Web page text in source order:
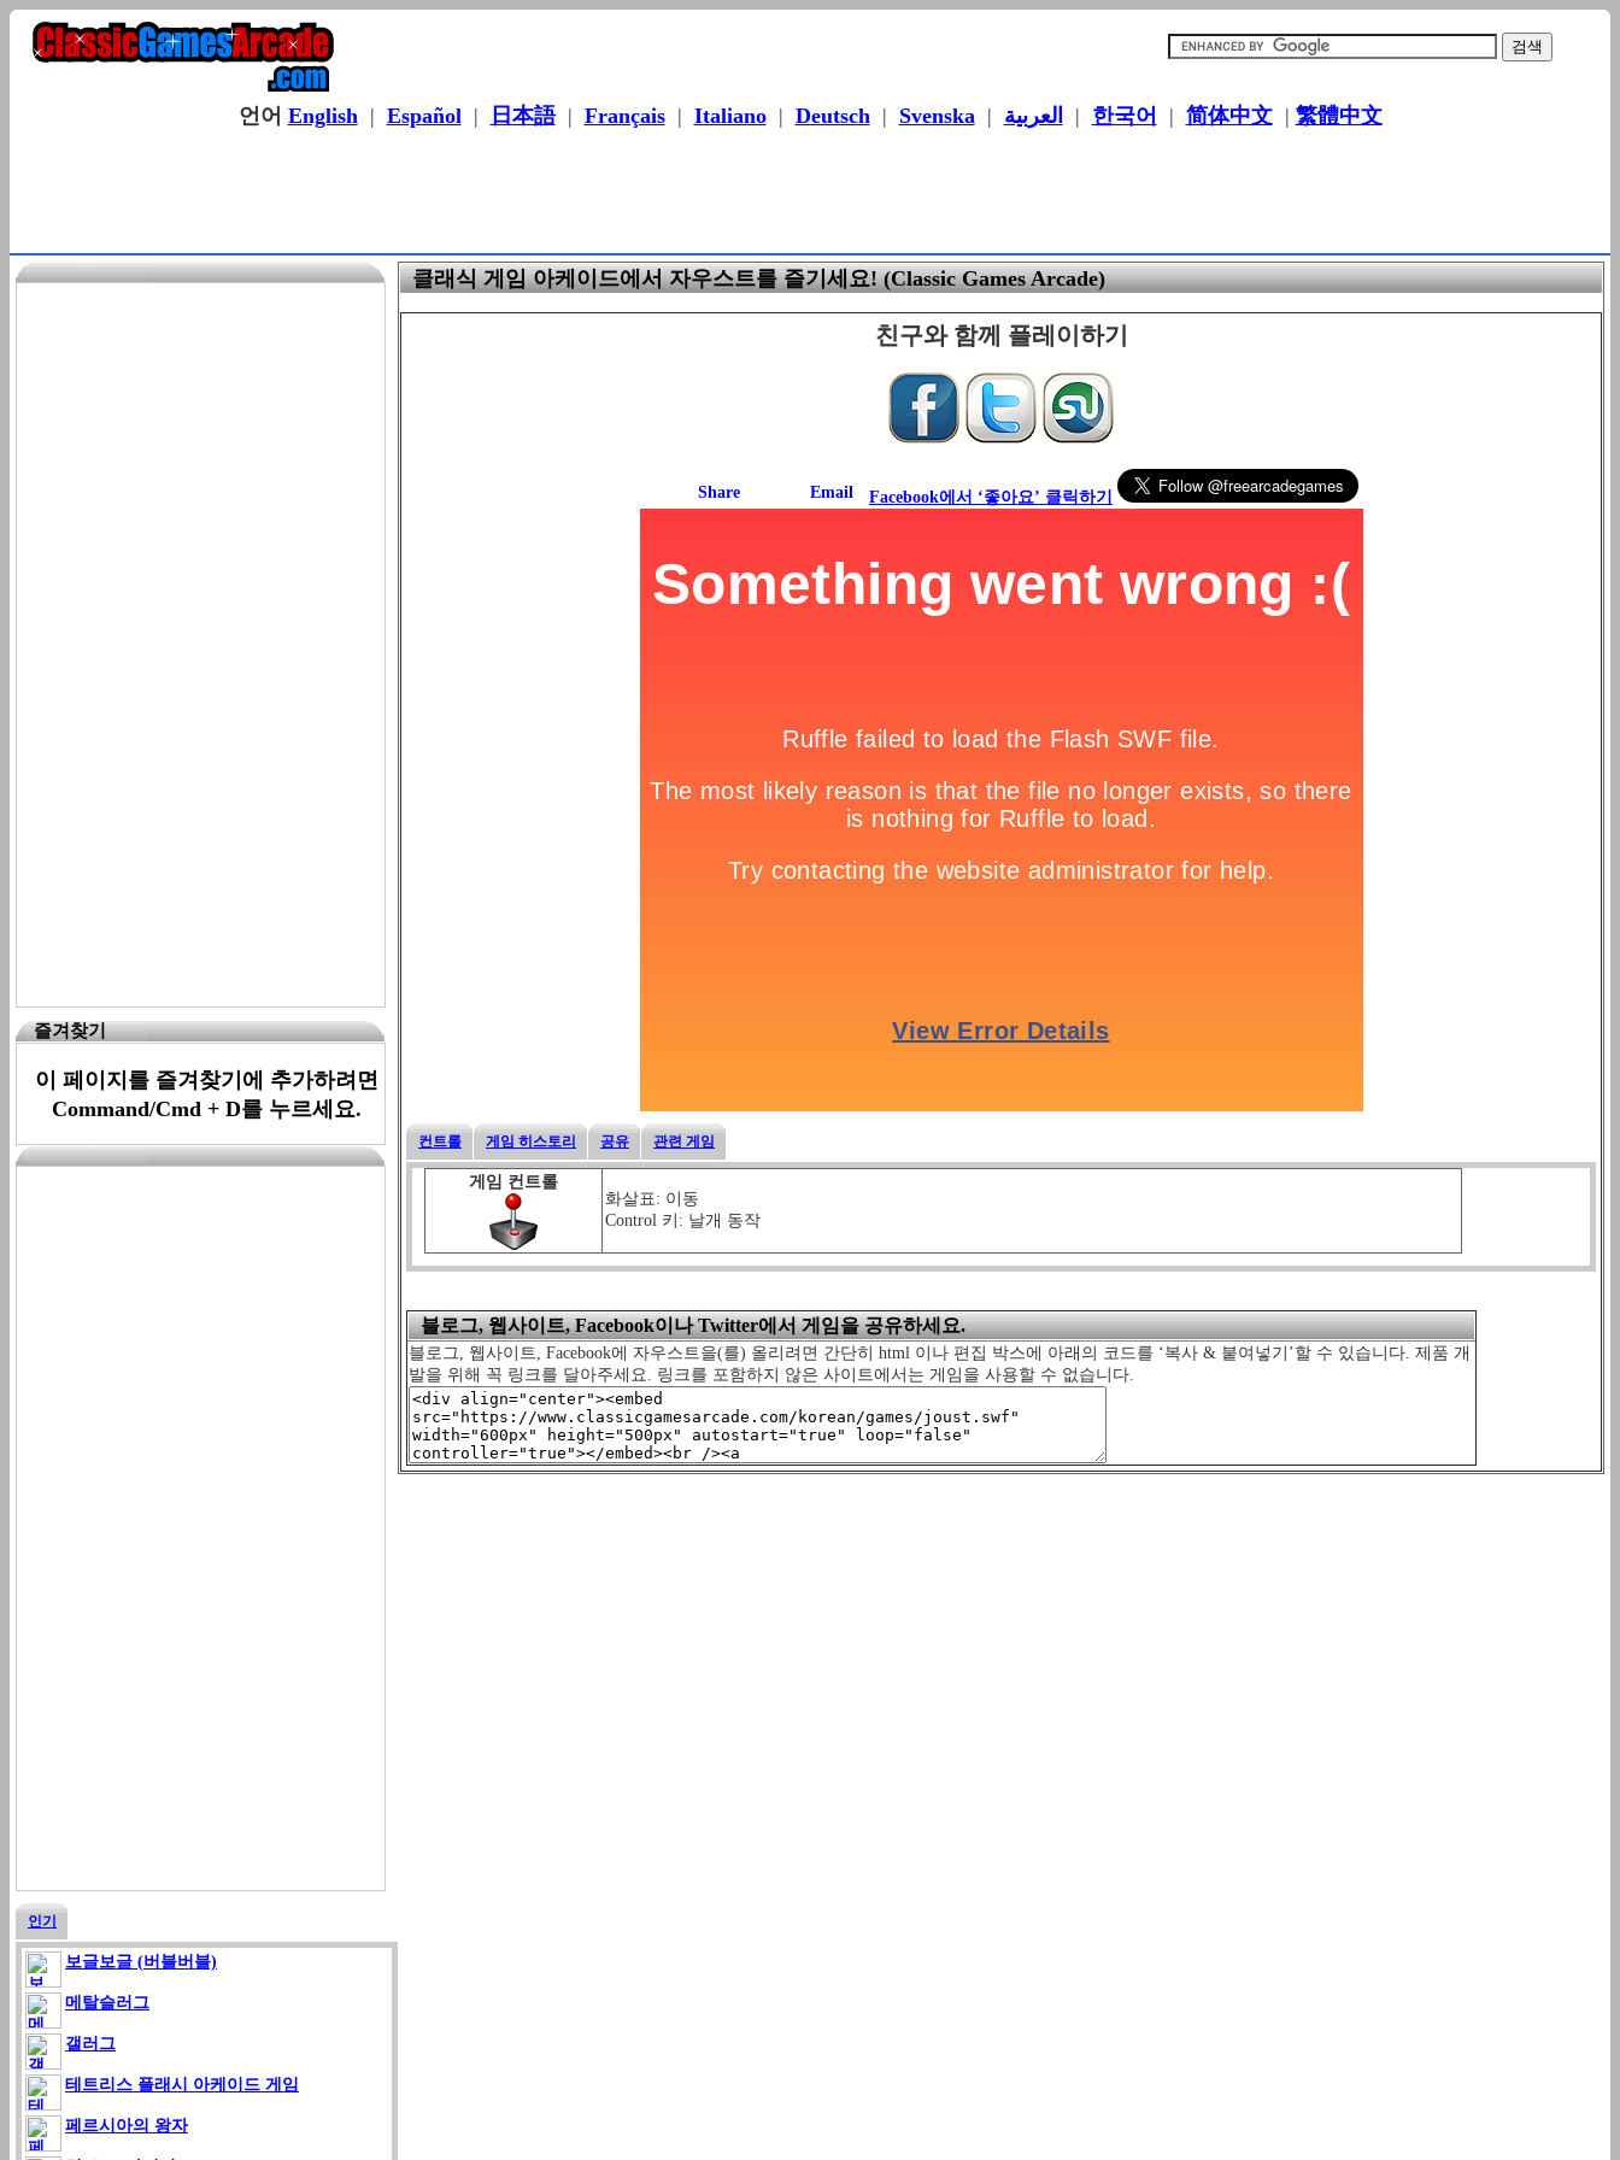
언어 English| Español| 日本語| Français| Italiano| Deutsch| Svenska| العربية | 한국어 | 简体中文| 繁體中文
즐겨찾기
이 페이지를 즐겨찾기에 추가하려면
Command/Cmd + D를 누르세요.
인기
보글보글 (버블버블)
메탈슬러그
갤러그
테트리스 플래시 아케이드 게임
페르시아의 왕자
클래식 게임 아케이드에서 자우스트를 즐기세요! (Classic Games Arcade)
친구와 함께 플레이하기
Facebook에서 ‘좋아요’ 클릭하기
컨트롤 게임 히스토리 공유 관련 게임
게임 컨트롤
화살표: 이동
Control 키: 날개 동작
블로그, 웹사이트, Facebook이나 Twitter에서 게임을 공유하세요.
블로그, 웹사이트, Facebook에 자우스트을(를) 올리려면 간단히 html 이나 편집 박스에 아래의 코드를 ‘복사 & 붙여넣기’할 수 있습니다. 제품 개
발을 위해 꼭 링크를 달아주세요. 링크를 포함하지 않은 사이트에서는 게임을 사용할 수 없습니다.